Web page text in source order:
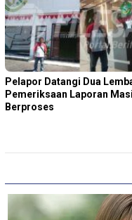
Pelapor Datangi Dua
Pemeriksaan Laporan
Berproses